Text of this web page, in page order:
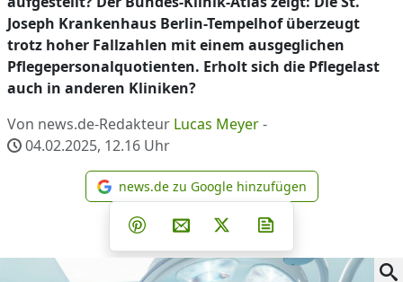
Joseph Krankenhaus Berlin-Tempelhof überzeugt
trotz hoher Fallzahlen mit einem ausgeglichen
Pflegepersonalquotienten. Erholt sich die Pflegelast
auch in anderen Kliniken?
Von news.de-Redakteur Lucas Meyer-
04.02.2025, 12.16 Uhr
news.de zu Google
news.de zu Google hinzufügen
Teilen auf Facebook
Teilen auf Whatsapp
Teilen auf Telegram
Teilen auf Pinterest
Per E-Mail teilen
Post auf X